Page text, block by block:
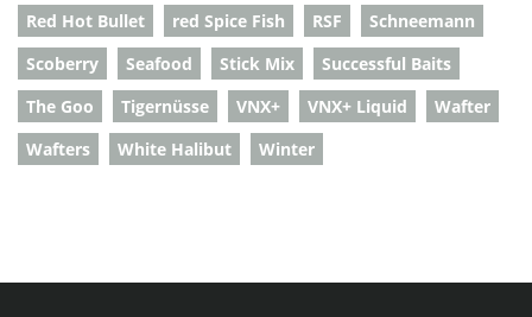
Red Hot Bullet
red Spice Fish RSF
Schneemann
Scoberry
Seafood Stick Mix
Successful Baits
The Goo
Tigernüsse VNX+ VNX+ Liquid
Wafter
Wafters
White Halibut Winter